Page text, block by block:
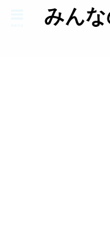
みん